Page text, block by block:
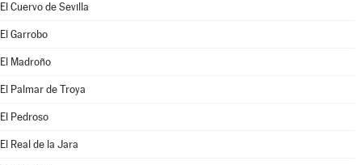
El Cuervo de Sevilla
El Garrobo
El Madroño
El Palmar de Troya
El Pedroso
El Real de la Jara